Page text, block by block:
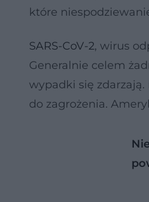
które
SARS-CoV-2, wirus
Generalnie celem
wypadki się
do zagrożenia.